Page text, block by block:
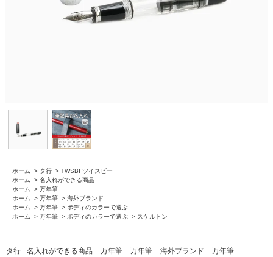
ホーム > タ行 > TWSBI ツイスビー
ホーム
> 名入れができる商品
ホーム
> 万年筆
ホーム
> 万年筆 > 海外ブランド
ホーム
> 万年筆 > ボディのカラーで選ぶ
ホーム
> 万年筆 > ボディのカラーで選ぶ > スケルトン
タ行 名入れができる商品 万年筆 万年筆 海外ブランド
万年筆